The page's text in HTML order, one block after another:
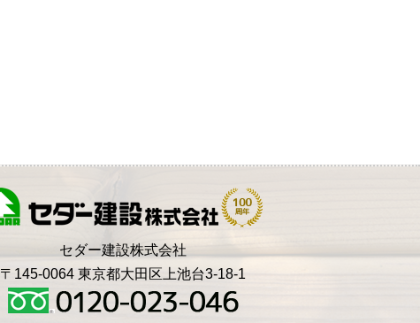
セダー建設株式会社
〒145-0064 東京都大田区上池台3-18-1